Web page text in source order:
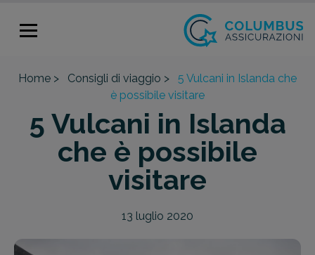
Home > Consigli di viaggio >
5 Vulcani in Islanda che
è possibile visitare
5 Vulcani in Islanda
che è possibile
visitare
13 luglio 2020